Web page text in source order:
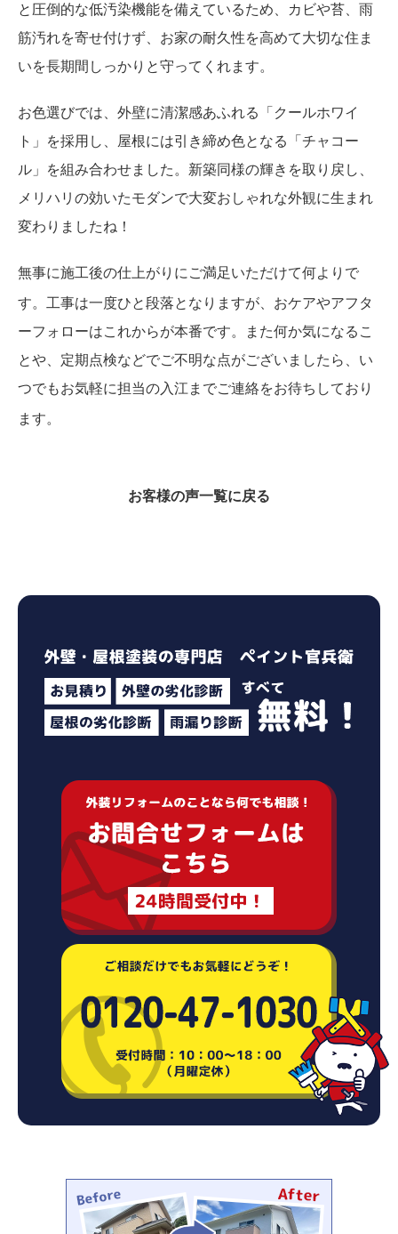
と圧倒的な低汚染機能を備えているため、カビや苔、雨
筋汚れを寄せ付けず、お家の耐久性を高めて大切な住ま
いを長期間しっかりと守ってくれます。
お色選びでは、外壁に清潔感あふれる「クールホワイ
ト」を採用し、屋根には引き締め色となる「チャコー
ル」を組み合わせました。新築同様の輝きを取り戻し、
メリハリの効いたモダンで大変おしゃれな外観に生まれ
変わりましたね！
無事に施工後の仕上がりにご満足いただけて何よりで
す。工事は一度ひと段落となりますが、おケアやアフタ
ーフォローはこれからが本番です。また何か気になるこ
とや、定期点検などでご不明な点がございましたら、い
つでもお気軽に担当の入江までご連絡をお待ちしており
ます。
お客様の声一覧に戻る